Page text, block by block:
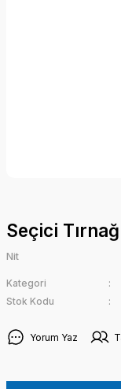
Seçici
Nit
Kategori
Stok Kodu
Yorum Yaz